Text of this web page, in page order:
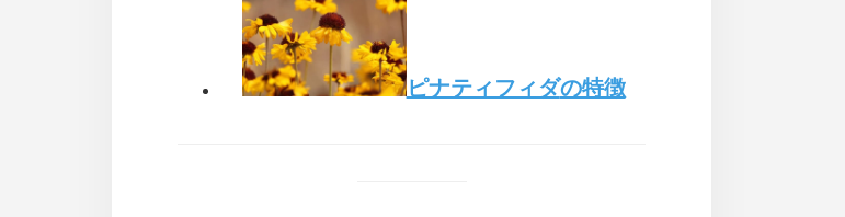
ピナティフィダの特徴